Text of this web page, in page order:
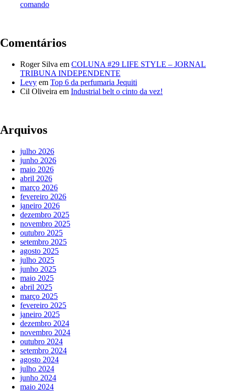
comando
Comentários
Roger Silva em COLUNA #29 LIFE STYLE – JORNAL
TRIBUNA INDEPENDENTE
Levy em Top 6 da perfumaria Jequiti
Cil Oliveira em Industrial belt o cinto da vez!
Arquivos
julho 2026
junho 2026
maio 2026
abril 2026
março 2026
fevereiro 2026
janeiro 2026
dezembro 2025
novembro 2025
outubro 2025
setembro 2025
agosto 2025
julho 2025
junho 2025
maio 2025
abril 2025
março 2025
fevereiro 2025
janeiro 2025
dezembro 2024
novembro 2024
outubro 2024
setembro 2024
agosto 2024
julho 2024
junho 2024
maio 2024